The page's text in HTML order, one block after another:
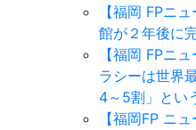
【福岡 FPニ
館が２年後に
【福岡 FPニ
ラシーは世界
4～5割」とい
【福岡FP ニ